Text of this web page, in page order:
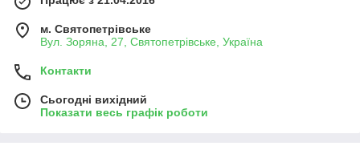
м. Святопетрівське
Вул. Зоряна, 27, Святопетрівське, Україна
Контакти
Сьогодні вихідний
Показати весь графік роботи